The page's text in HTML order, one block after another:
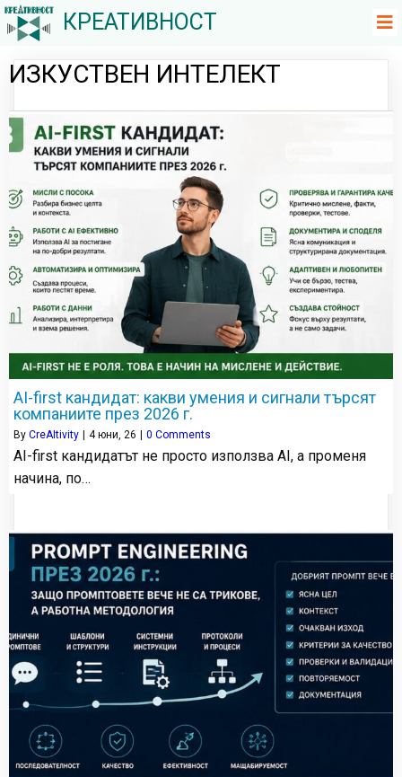
КРЕАТИВНОСТ
ИЗКУСТВЕН ИНТЕЛЕКТ
AI-first кандидат: какви умения и сигнали търсят
компаниите през 2026 г.
By CreAItivity 4 юни, 26 0 Comments
AI-first кандидатът не просто използва AI, а променя
начина, по…